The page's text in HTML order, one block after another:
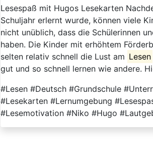
Lesespaß mit Hugos Lesekarten
Schuljahr erlernt wurde, können viele
nicht unüblich, dass die Schülerinnen
haben. Die Kinder mit erhöhtem
selten relativ schnell die Lust am Lesen
gut und so schnell lernen wie andere.
#Lesen #Deutsch #Grundschule
#Lesekarten #Lernumgebung
#Lesemotivation #Niko #Hugo